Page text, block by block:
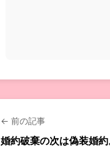
← 前の記事
婚約破棄の次は偽装婚